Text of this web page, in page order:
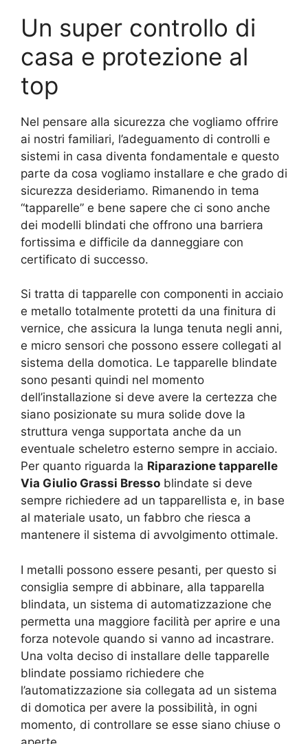
Un super controllo di
casa e protezione al
top
Nel pensare alla sicurezza che vogliamo offrire
ai nostri familiari, l’adeguamento di controlli e
sistemi in casa diventa fondamentale e questo
parte da cosa vogliamo installare e che grado di
sicurezza desideriamo. Rimanendo in tema
“tapparelle” e bene sapere che ci sono anche
dei modelli blindati che offrono una barriera
fortissima e difficile da danneggiare con
certificato di successo.
Si tratta di tapparelle con componenti in acciaio
e metallo totalmente protetti da una finitura di
vernice, che assicura la lunga tenuta negli anni,
e micro sensori che possono essere collegati al
sistema della domotica. Le tapparelle blindate
sono pesanti quindi nel momento
dell’installazione si deve avere la certezza che
siano posizionate su mura solide dove la
struttura venga supportata anche da un
eventuale scheletro esterno sempre in acciaio.
Per quanto riguarda la Riparazione tapparelle
Via Giulio Grassi Bresso blindate si deve
sempre richiedere ad un tapparellista e, in base
al materiale usato, un fabbro che riesca a
mantenere il sistema di avvolgimento ottimale.
I metalli possono essere pesanti, per questo si
consiglia sempre di abbinare, alla tapparella
blindata, un sistema di automatizzazione che
permetta una maggiore facilità per aprire e una
forza notevole quando si vanno ad incastrare.
Una volta deciso di installare delle tapparelle
blindate possiamo richiedere che
l’automatizzazione sia collegata ad un sistema
di domotica per avere la possibilità, in ogni
momento, di controllare se esse siano chiuse o